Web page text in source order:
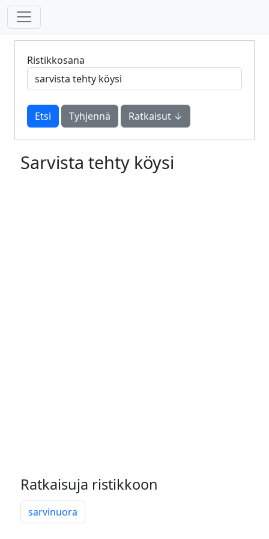
Ristikkosana
Tyhjennä Ratkaisut ↓
Sarvista tehty köysi
Ratkaisuja ristikkoon
sarvinuora